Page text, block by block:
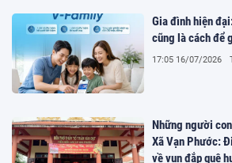
Gia đình hiện
cũng là cách để
17:05 16/07/2026
Những người
Xã Vạn Phước:
về vun đắp quê